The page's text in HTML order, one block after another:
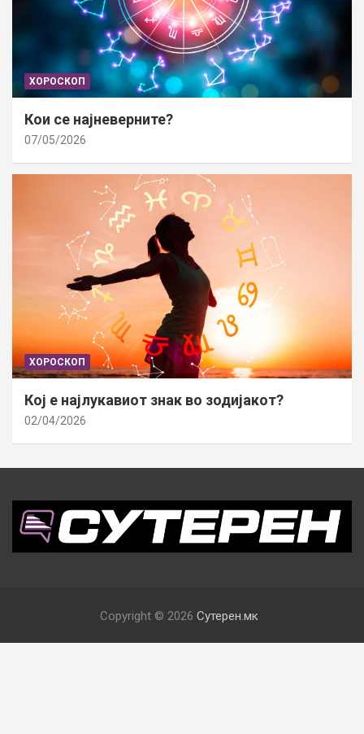
ХОРОСКОП
Кои се најневерните?
07/05/2026
ХОРОСКОП
Кој е најлукавиот знак во зодијакот?
02/04/2026
Copyright © 2026 Сутерен.мк